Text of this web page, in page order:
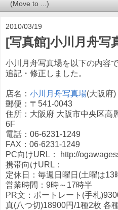
2010/03/19
[写真館]小川月舟写
小川月舟写真場を以下の内容
追記・修正しました。
店名： 小川月舟写真場(大阪府)
郵便：〒541-0043
住所：大阪府 大阪市中央区高
6F
電話：06-6231-1249
FAX：06-6231-1249
PC向けURL： http://
携帯向けURL：
定休日：毎週日曜日(土曜は13
営業時間：9時～17時半
PR文：ポートレート(手札
真(八つ切)18900円/1種2枚 各